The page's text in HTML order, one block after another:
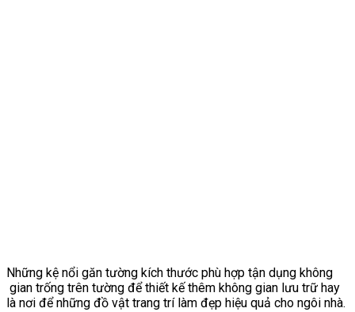
Những kệ nổi găn tường kích thước phù hợp tận dụng không
gian trống trên tường để thiết kế thêm không gian lưu trữ hay
là nơi để những đồ vật trang trí làm đẹp hiệu quả cho ngôi nhà.